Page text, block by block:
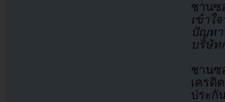
ชาน
เข้าใ
ปัญห
บริษัท
ชานซ
เครดิ
ประกั